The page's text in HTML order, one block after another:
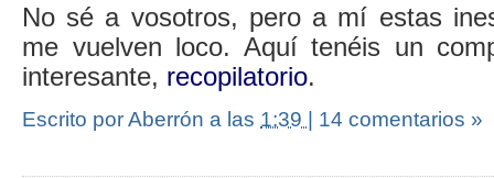
No sé a vosotros, pero a mí estas
me vuelven loco. Aquí tenéis un
interesante, recopilatorio.
Escrito por Aberrón a las 1:39 | 14 comentarios »